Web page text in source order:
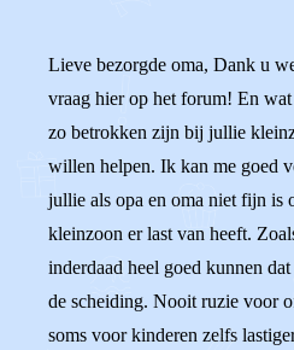
Lieve bezorgde oma, Dank u
vraag hier op het forum! En
zo betrokken zijn bij jullie
willen helpen. Ik kan me goed
jullie als opa en oma niet fijn is
kleinzoon er last van heeft.
inderdaad heel goed kunnen
de scheiding. Nooit ruzie voor
soms voor kinderen zelfs